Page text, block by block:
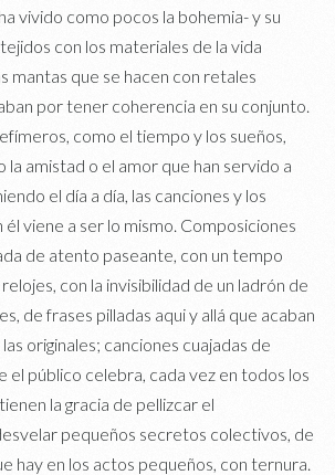
vivido como pocos la bohemia- y su
con los materiales de la vida
mantas que se hacen con retales
por tener coherencia en su conjunto.
como el tiempo y los sueños,
la amistad o el amor que han servido a
el día a día, las canciones y los
viene a ser lo mismo. Composiciones
de atento paseante, con un tempo
con la invisibilidad de un ladrón de
de frases pilladas aqui y allá que acaban
originales; canciones cuajadas de
el público celebra, cada vez en todos los
la gracia de pellizcar el
pequeños secretos colectivos, de
hay en los actos pequeños, con ternura.